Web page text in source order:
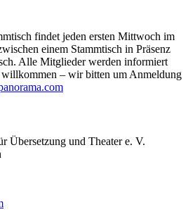
findet jeden ersten Mittwoch im
einem Stammtisch in Präsenz
Alle Mitglieder werden informiert
willkommen – wir bitten um Anmeldung
Übersetzung und Theater e. V.